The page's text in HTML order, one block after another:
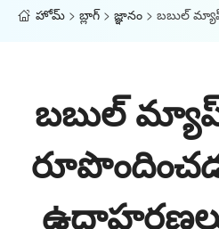
హోమ్ > బ్లాగ్> జ్ఞానం > బబుల్
బబుల్